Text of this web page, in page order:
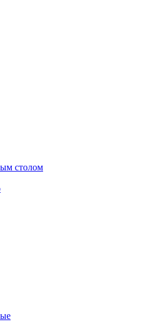
столом